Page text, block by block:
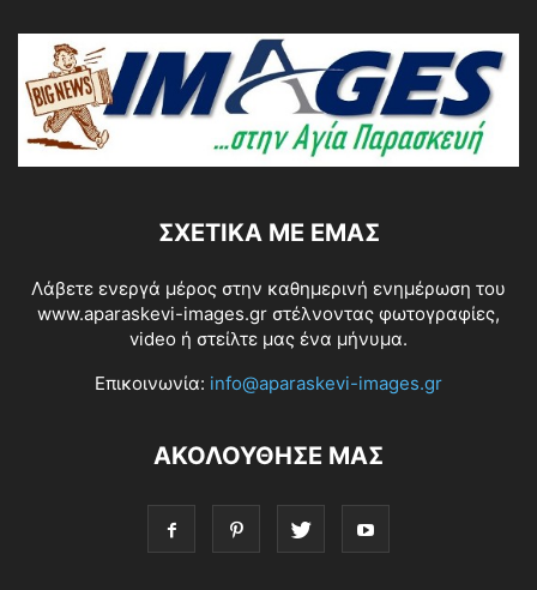
ΣΧΕΤΙΚΆ ΜΕ ΕΜΆΣ
Λάβετε ενεργά μέρος στην καθημερινή ενημέρωση του
www.aparaskevi-images.gr στέλνοντας φωτογραφίες,
video ή στείλτε μας ένα μήνυμα.
Επικοινωνία: info@aparaskevi-images.gr
ΑΚΟΛΟΥΘΗΣΕ ΜΑΣ